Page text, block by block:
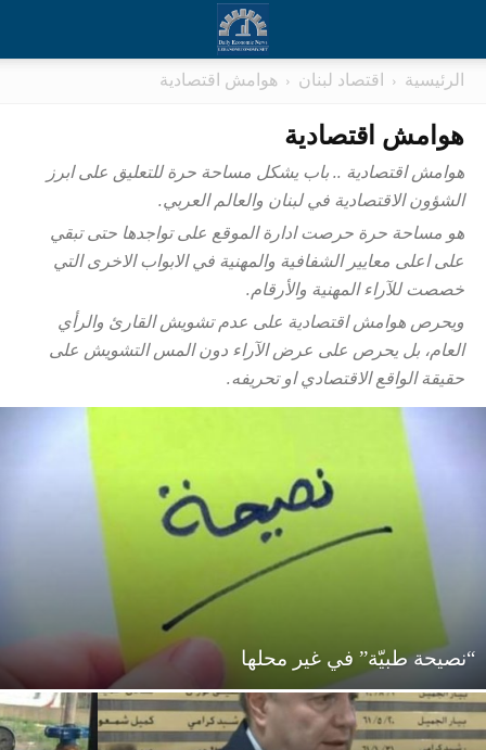
الرئيسية اقتصاد لبنان هوامش اقتصادية
هوامش اقتصادية
هوامش اقتصادية .. باب يشكل مساحة حرة للتعليق على ابرز
الشؤون الاقتصادية في لبنان والعالم العربي.
هو مساحة حرة حرصت ادارة الموقع على تواجدها حتى تبقي
على اعلى معايير الشفافية والمهنية في الابواب الاخرى التي
خصصت للآراء المهنية والأرقام.
ويحرص هوامش اقتصادية على عدم تشويش القارئ والرأي
العام، بل يحرص على عرض الآراء دون المس التشويش على
حقيقة الواقع الاقتصادي او تحريفه.
“نصيحة طبيّة” في غير محلها